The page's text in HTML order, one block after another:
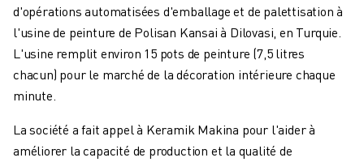
d'opérations automatisées d'emballage et de palettisation à
l'usine de peinture de Polisan Kansai à Dilovasi, en Turquie.
L'usine remplit environ 15 pots de peinture (7,5 litres
chacun) pour le marché de la décoration intérieure chaque
minute.
La société a fait appel à Keramik Makina pour l'aider à
améliorer la capacité de production et la qualité de